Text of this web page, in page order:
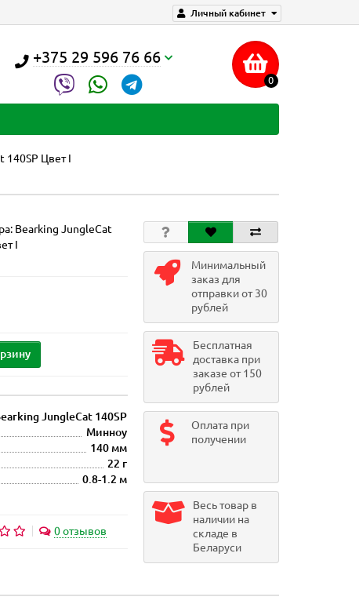
Личный кабинет
+375 29 596 76 66
0
140SP Цвет I
Bearking JungleCat
I
JungleCat 140SP
Минноу
140 мм
22 г
0.8-1.2 м
0 отзывов
Минимальный
заказ для
отправки от 30
рублей
Бесплатная
доставка при
заказе от 150
рублей
Оплата при
получении
Весь товар в
наличии на
складе в
Беларуси